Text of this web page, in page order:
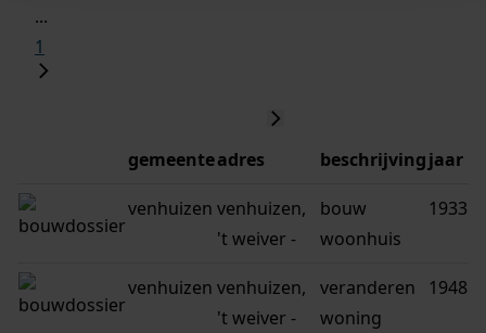
...
1
gemeenteadres beschrijvingjaar
venhuizen venhuizen,
't weiver -
bouw
woonhuis
1933
venhuizen venhuizen,
't weiver -
veranderen
woning
1948